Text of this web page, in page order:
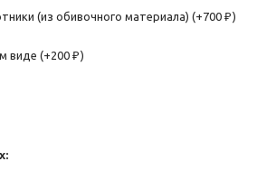
(из обивочного материала) (+700 ₽ )
виде (+200 ₽ )